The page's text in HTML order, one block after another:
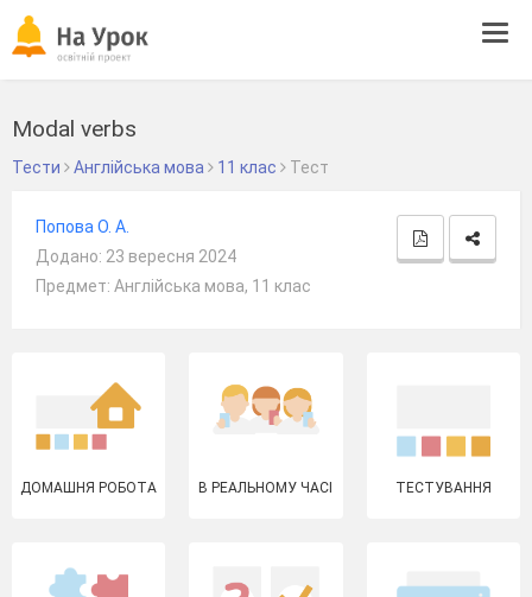
Modal verbs
Тести Англійська мова 11 клас Тест
Попова О. А.
Додано: 23 вересня 2024
Предмет: Англійська мова, 11 клас
ДОМАШНЯ РОБОТА В РЕАЛЬНОМУ ЧАСІ ТЕСТУВАННЯ